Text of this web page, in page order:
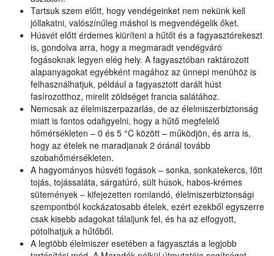
Tartsuk szem előtt, hogy vendégeinket nem nekünk kell
jóllakatni, valószínűleg máshol is megvendégelik őket.
Húsvét előtt érdemes kiüríteni a hűtőt és a fagyasztórekeszt
is, gondolva arra, hogy a megmaradt vendégváró
fogásoknak legyen elég hely. A fagyasztóban raktározott
alapanyagokat egyébként magához az ünnepi menühöz is
felhasználhatjuk, például a fagyasztott darált húst
fasírozotthoz, mirelit zöldséget francia salátához.
Nemcsak az élelmiszerpazarlás, de az élelmiszerbiztonság
miatt is fontos odafigyelni, hogy a hűtő megfelelő
hőmérsékleten – 0 és 5 °C között – működjön, és arra is,
hogy az ételek ne maradjanak 2 óránál tovább
szobahőmérsékleten.
A hagyományos húsvéti fogások – sonka, sonkatekercs, főtt
tojás, tojássaláta, sárgatúró, sült húsok, habos-krémes
sütemények – kifejezetten romlandó, élelmiszerbiztonsági
szempontból kockázatosabb ételek, ezért ezekből egyszerre
csak kisebb adagokat tálaljunk fel, és ha az elfogyott,
pótolhatjuk a hűtőből.
A legtöbb élelmiszer esetében a fagyasztás a legjobb